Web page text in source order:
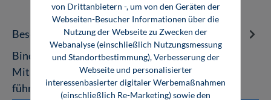
Beschreibung
Bindung Die geheimnisvolle Kraft guter
Mitarbeiterführung Mitarbeiterbindung und -
führung ist ein komplexes Thema, das in d…Mehr
von Drittanbietern -, um von den Geräten der
Webseiten-Besucher Informationen über die
Nutzung der Webseite zu Zwecken der
Webanalyse (einschließlich Nutzungsmessung
und Standortbestimmung), Verbesserung der
Webseite und personalisierter
interessenbasierter digitaler Werbemaßnahmen
(einschließlich Re-Marketing) sowie den